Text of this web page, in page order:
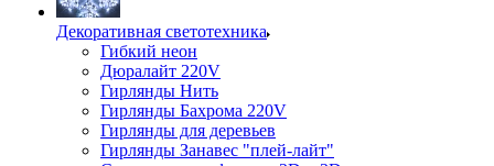
Декоративная светотехника
Гибкий неон
Дюралайт 220V
Гирлянды Нить
Гирлянды Бахрома 220V
Гирлянды для деревьев
Гирлянды Занавес "плей-лайт"